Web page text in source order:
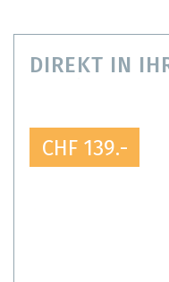
DIREKT IN
CHF 139.-